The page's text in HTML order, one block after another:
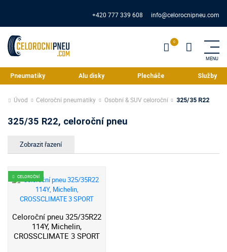
+420 777 339 608 info@celorocnipneu.com
Pneumatiky Alu disky Plecháče Služby
Úvod Celoroční pneumatiky Osobní & SUV celoroční 325/35 R22
325/35 R22, celoroční pneu
CELOROČNÍ
Celoroční pneu 325/35R22
114Y, Michelin,
CROSSCLIMATE 3 SPORT